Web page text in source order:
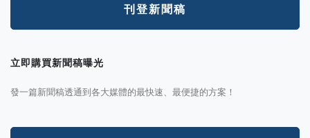
刊登新聞稿
立即購買新聞稿曝光
發一篇新聞稿透通到各大媒體的最快速、最便捷的方案！